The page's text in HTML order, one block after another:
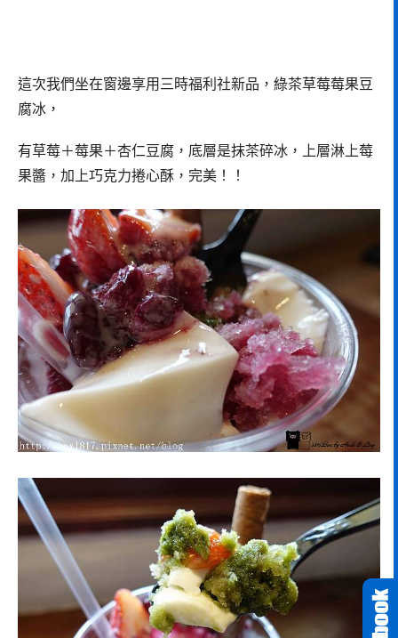
這次我們坐在窗邊享用三時福利社新品，綠茶草莓莓果豆
腐冰，
有草莓＋莓果＋杏仁豆腐，底層是抹茶碎冰，上層淋上莓
果醬，加上巧克力捲心酥，完美！！